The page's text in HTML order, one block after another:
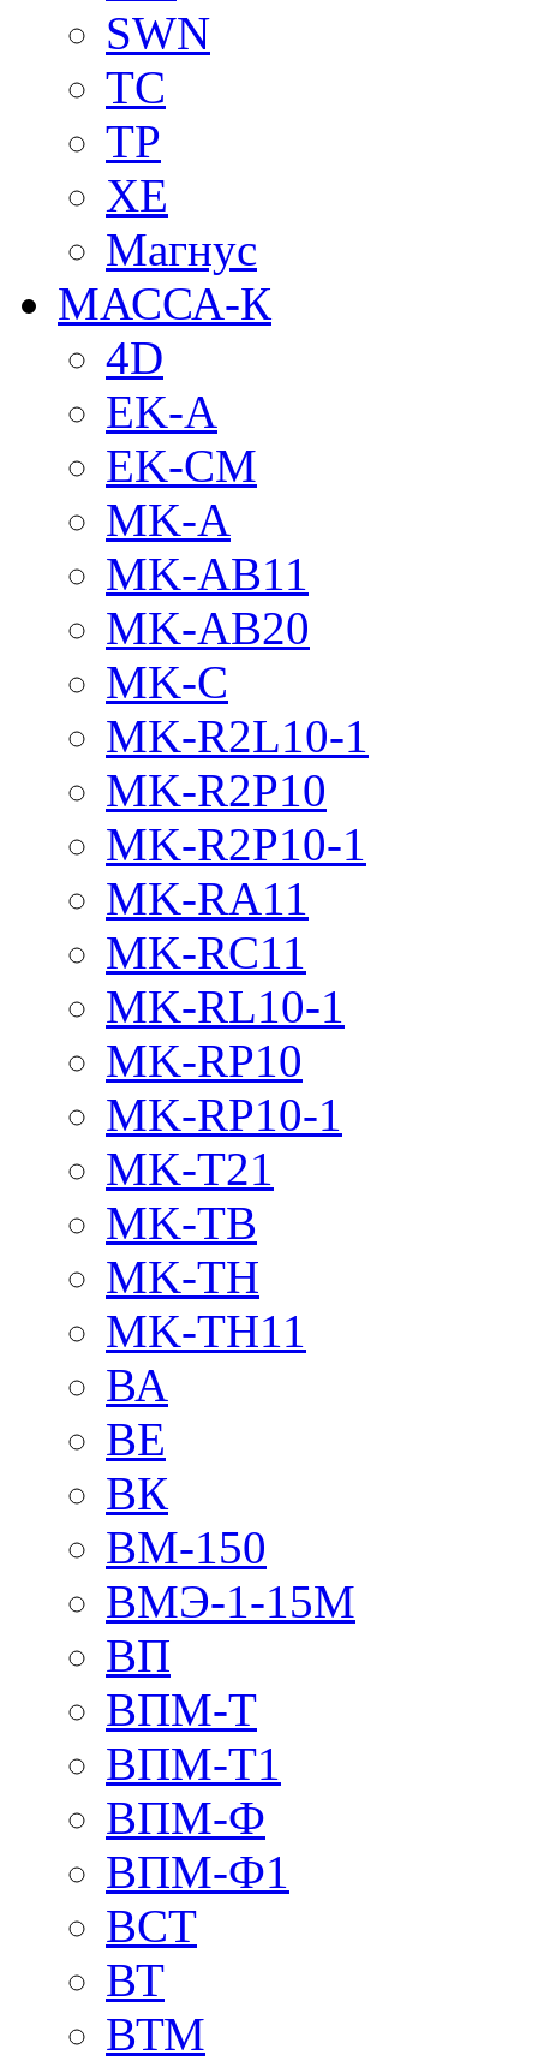
SWN
TC
TP
XE
Магнус
МАССА-К
4D
EK-A
EK-CM
MK-A
MK-AB11
MK-AB20
MK-C
MK-R2L10-1
MK-R2P10
MK-R2P10-1
MK-RA11
MK-RC11
MK-RL10-1
MK-RP10
MK-RP10-1
MK-T21
MK-TB
MK-TH
MK-TH11
ВА
ВЕ
ВК
ВМ-150
ВМЭ-1-15М
ВП
ВПМ-Т
ВПМ-Т1
ВПМ-Ф
ВПМ-Ф1
ВСТ
ВТ
ВТМ